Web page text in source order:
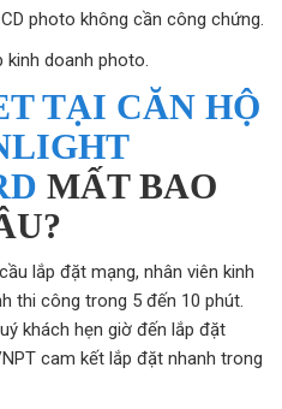
photo không cần công chứng.
kinh doanh photo.
TẠI CĂN HỘ
MẤT BAO
lắp đặt mạng, nhân viên kinh
thi công trong 5 đến 10 phút.
khách hẹn giờ đến lắp đặt
cam kết lắp đặt nhanh trong